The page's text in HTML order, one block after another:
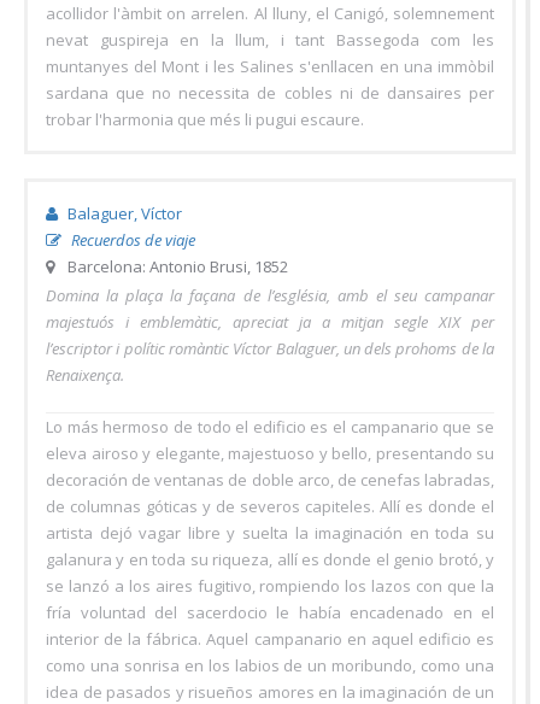
acollidor l'àmbit on arrelen. Al lluny, el Canigó, solemnement
nevat guspireja en la llum, i tant Bassegoda com les
muntanyes del Mont i les Salines s'enllacen en una immòbil
sardana que no necessita de cobles ni de dansaires per
trobar l'harmonia que més li pugui escaure.
Balaguer, Víctor
Recuerdos de viaje
Barcelona: Antonio Brusi, 1852
Domina la plaça la façana de l’església, amb el seu campanar
majestuós i emblemàtic, apreciat ja a mitjan segle XIX per
l’escriptor i polític romàntic Víctor Balaguer, un dels prohoms de la
Renaixença.
Lo más hermoso de todo el edificio es el campanario que se
eleva airoso y elegante, majestuoso y bello, presentando su
decoración de ventanas de doble arco, de cenefas labradas,
de columnas góticas y de severos capiteles. Allí es donde el
artista dejó vagar libre y suelta la imaginación en toda su
galanura y en toda su riqueza, allí es donde el genio brotó, y
se lanzó a los aires fugitivo, rompiendo los lazos con que la
fría voluntad del sacerdocio le había encadenado en el
interior de la fábrica. Aquel campanario en aquel edificio es
como una sonrisa en los labios de un moribundo, como una
idea de pasados y risueños amores en la imaginación de un